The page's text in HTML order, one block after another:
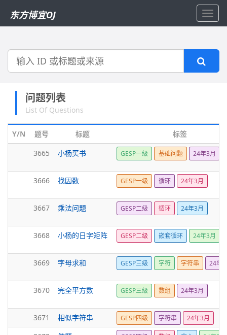
东方博宜OJ
搜
问题列表
List Of Questions
Y/N 题号 标题
标签
3665
小杨买书 GESP一级 基础问题 24年3月
3666 找因数 GESP一级 循环 24年3月
3667 乘法问题 GESP二级 循环 24年3月
3668 小杨的日字矩阵 GESP二级 嵌套循环 24年3月
3669 字母求和 GESP三级 字符 字符串 24年
3670 完全平方数 GESP三级 数组 24年3月
3671 相似字符串 GESP四级 字符串 24年3月